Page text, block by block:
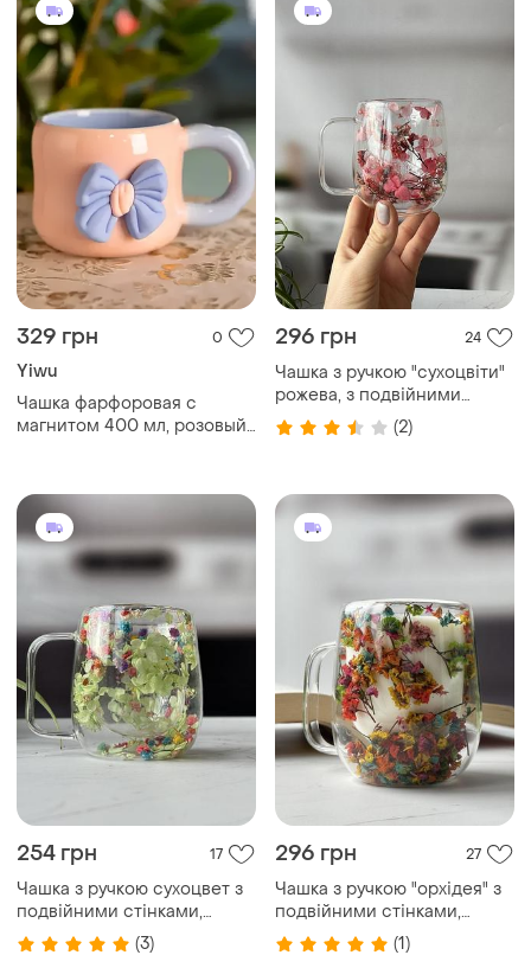
329 грн 0
Yiwu
Чашка фарфоровая с
магнитом 400 мл, розовый
296 грн 24
Чашка з ручкою "сухоцвіти"
рожева, з подвійними
стінками, 250 мл
(2)
254 грн 17
Чашка з ручкою сухоцвет з
подвійними стінками,
зелена, 250 мл(3)
296 грн 27
Чашка з ручкою "орхідея" з
подвійними стінками,
різнокольорова, 250 мл
(1)